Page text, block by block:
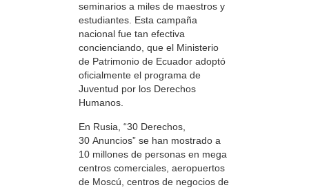
seminarios a miles de maestros y
estudiantes. Esta campaña
nacional fue tan efectiva
concienciando, que el Ministerio
de Patrimonio de Ecuador adoptó
oficialmente el programa de
Juventud por los Derechos
Humanos.
En Rusia, “30 Derechos,
30 Anuncios” se han mostrado a
10 millones de personas en mega
centros comerciales, aeropuertos
de Moscú, centros de negocios de